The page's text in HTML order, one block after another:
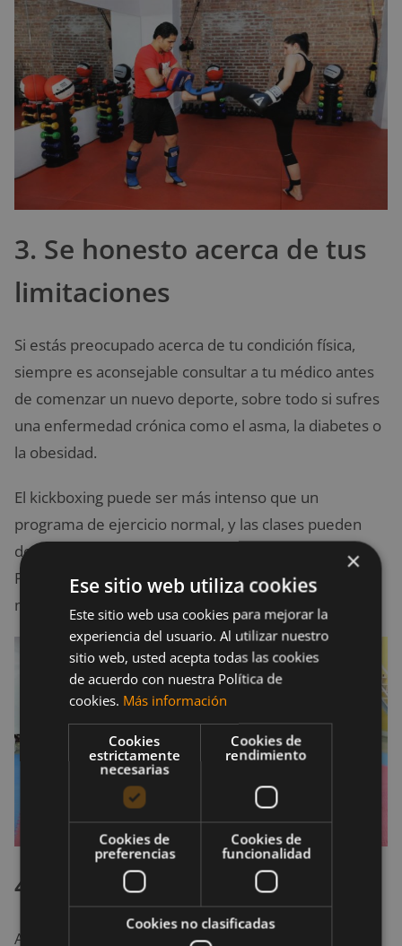
3. Se honesto acerca de tus
limitaciones
Si estás preocupado acerca de tu condición física,
siempre es aconsejable consultar a tu médico antes
de comenzar un nuevo deporte, sobre todo si sufres
una enfermedad crónica como el asma, la diabetes o
la obesidad.
El kickboxing puede ser más intenso que un
programa de ejercicio normal, y las clases pueden
desafiar a tu cuerpo cuando no estás acostumbrado.
Por eso es importante que seas honesto contigo
mismo y tu instructor acerca de tus límites.
4. Prepara tu equipación
Al seleccionar un gimnasio, también debes saber
×
Ese sitio web utiliza cookies
Este sitio web usa cookies para mejorar la
experiencia del usuario. Al utilizar nuestro
sitio web, usted acepta todas las cookies
de acuerdo con nuestra Política de
cookies. Más información
Cookies
estrictamente
necesarias
Cookies de
rendimiento
Cookies de
preferencias
Cookies de
funcionalidad
Cookies no clasificadas